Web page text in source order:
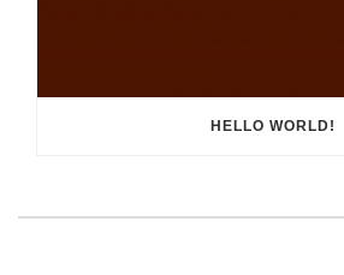
HELLO WORLD!